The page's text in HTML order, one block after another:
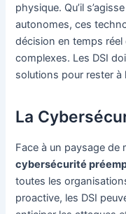
physique. Qu’il
autonomes, ces
décision en temps
complexes. Les DSI
solutions pour rester à
La
Face à un paysage de
cybersécurité
toutes les
proactive, les DSI